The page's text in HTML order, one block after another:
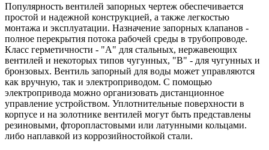
Популярность вентилей запорных чертеж обеспечивается
простой и надежной конструкцией, а также легкостью
монтажа и эксплуатации. Назначение запорных клапанов -
полное перекрытия потока рабочей среды в трубопроводе.
Класс герметичности - "А" для стальных, нержавеющих
вентилей и некоторых типов чугунных, "В" - для чугунных и
бронзовых. Вентиль запорный для воды может управляются
как вручную, так и электроприводом. С помощью
электропривода можно организовать дистанционное
управление устройством. Уплотнительные поверхности в
корпусе и на золотнике вентилей могут быть представлены
резиновыми, фторопластовыми или латунными кольцами.
либо наплавкой из коррозийностойкой стали.